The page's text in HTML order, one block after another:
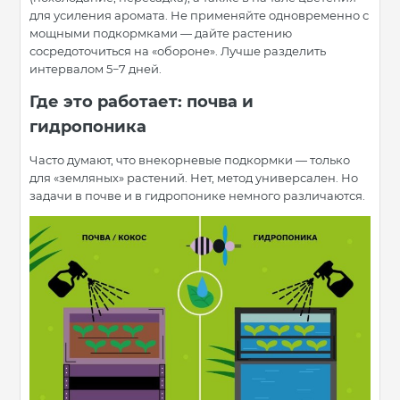
для усиления аромата. Не применяйте одновременно с
мощными подкормками — дайте растению
сосредоточиться на «обороне». Лучше разделить
интервалом 5−7 дней.
Где это работает: почва и
гидропоника
Часто думают, что внекорневые подкормки — только
для «земляных» растений. Нет, метод универсален. Но
задачи в почве и в гидропонике немного различаются.